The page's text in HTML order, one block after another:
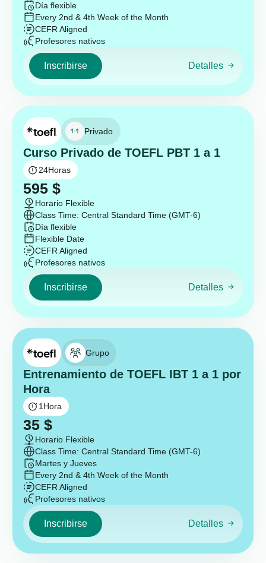
Día flexible
Every 2nd & 4th Week of the Month
CEFR Aligned
Profesores nativos
Inscribirse Detalles
Privado
Curso Privado de TOEFL PBT 1 a 1
24Horas
595 $
Horario Flexible
Class Time: Central Standard Time (GMT-6)
Día flexible
Flexible Date
CEFR Aligned
Profesores nativos
Inscribirse Detalles
Grupo
Entrenamiento de TOEFL IBT 1 a 1 por
Hora
1 Hora
35 $
Horario Flexible
Class Time: Central Standard Time (GMT-6)
Martes y Jueves
Every 2nd & 4th Week of the Month
CEFR Aligned
Profesores nativos
Inscribirse Detalles